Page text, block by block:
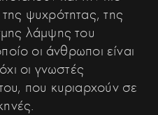
ψυχρότητας, της
λάμψης του
οι άνθρωποι είναι
οι γνωστές
που κυριαρχούν σε